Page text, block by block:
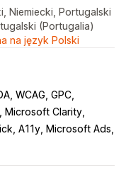
Niemiecki, Portugalski
(Portugalia)
na język Polski
WCAG, GPC
Microsoft Clarity
A11y, Microsoft Ads